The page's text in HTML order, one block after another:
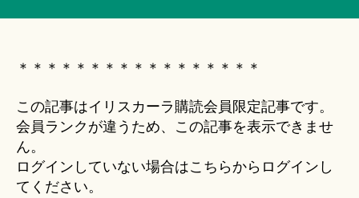
IRISCALA
a
ki
＊
＊＊＊＊＊＊＊＊＊＊＊＊＊＊＊＊＊
この記事はイリスカーラ購読会員限定記事です。
会員ランクが違うため、この記事を表示できませ
ん。
ログインしていない場合はこちらからログインし
てください。